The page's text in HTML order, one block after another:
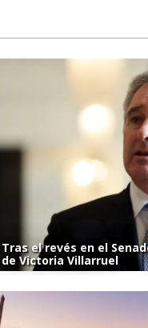
Tras el revés en el
de Victoria Villarruel